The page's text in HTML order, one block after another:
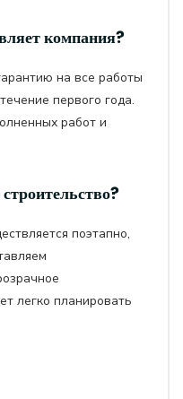
компания?
на все работы
первого года.
работ и
поэтапно,
легко планировать